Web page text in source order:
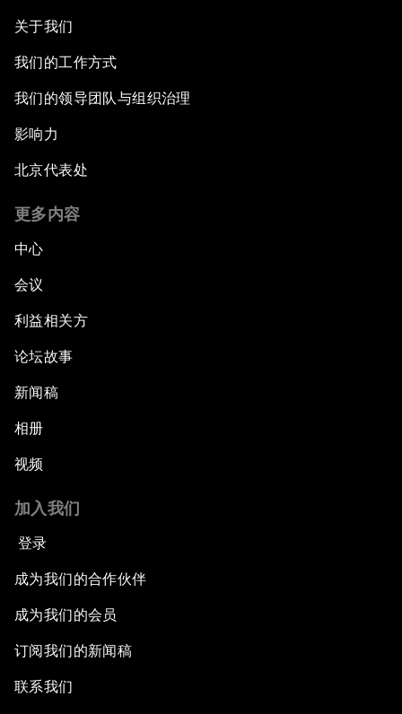
关于我们
我们的工作方式
我们的领导团队与组织治理
影响力
北京代表处
更多内容
中心
会议
利益相关方
论坛故事
新闻稿
相册
视频
加入我们
登录
成为我们的合作伙伴
成为我们的会员
订阅我们的新闻稿
联系我们